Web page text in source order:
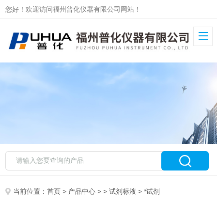
您好！欢迎访问福州普化仪器有限公司网站！
当前位置：首页 > 产品中心 > >试剂标液 > *试剂